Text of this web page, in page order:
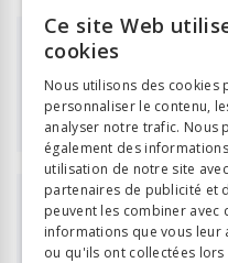
Déjà client ?
Connexion
J'achète ce produit
PDF à télécharger
Ce site Web
cookies
Nous utilisons des cookies
personnaliser le contenu,
analyser notre trafic. Nous
également des
utilisation de notre site
partenaires de publicité et
peuvent les combiner avec
informations que vous leur
ou qu'ils ont collectées lors